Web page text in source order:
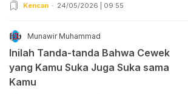
Kencan 24/05/2026 | 09:55
Munawir Muhammad
Inilah Tanda-tanda Bahwa Cewek
yang Kamu Suka Juga Suka sama
Kamu